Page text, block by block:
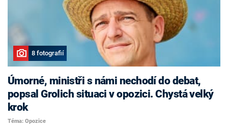
8 fotografií
Úmorné, ministři s námi nechodí do debat,
popsal Grolich situaci v opozici. Chystá velký
krok
Téma: Opozice